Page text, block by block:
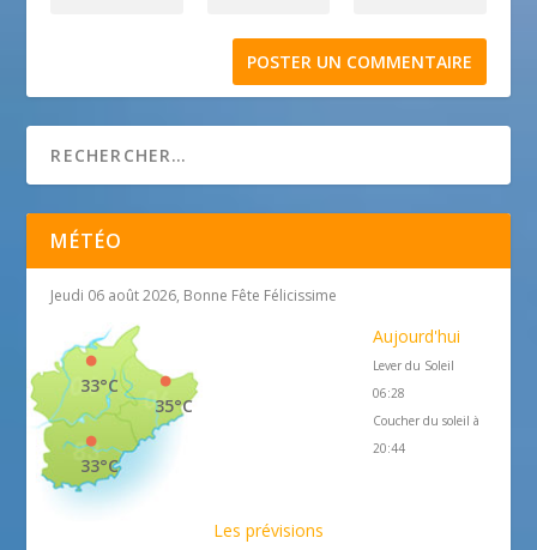
MÉTÉO
Jeudi 06 août 2026, Bonne Fête Félicissime
35°C
33°C
33°C
Aujourd'hui
Lever du Soleil
06:28
Coucher du soleil à
20:44
Les prévisions